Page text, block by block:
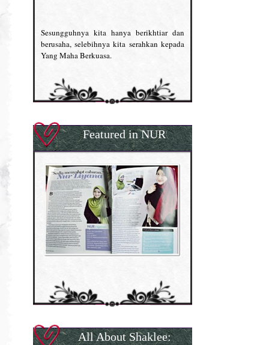
Sesungguhnya kita hanya berikhtiar dan
berusaha, selebihnya kita serahkan kepada
Yang Maha Berkuasa.
Featured in NUR
All About Shaklee: